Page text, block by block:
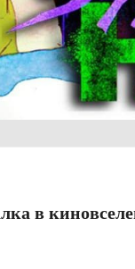
в